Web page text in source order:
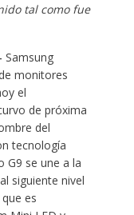
tal como fue
Samsung
monitores
el
de próxima
del
tecnología
G9 se une a la
siguiente nivel
es